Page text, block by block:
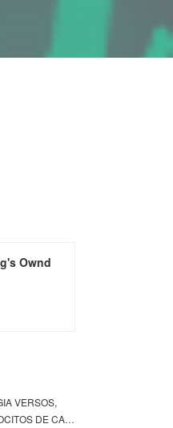
Ownd
VERSOS,
DE CA…